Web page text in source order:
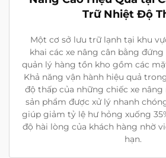
Trữ Nhiệt Độ
Một cơ sở lưu trữ lạnh tại khu
khai các xe nâng cân bằng
quản lý hàng tồn kho gồm các
Khả năng vận hành hiệu quả
độ thấp của những chiếc xe nâng
sản phẩm được xử lý nhanh
giúp giảm tỷ lệ hư hỏng xuống
độ hài lòng của khách hàng nhờ
hạn.